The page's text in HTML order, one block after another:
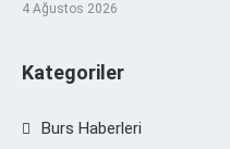
4 Ağustos 2026
Kategoriler
Burs Haberleri